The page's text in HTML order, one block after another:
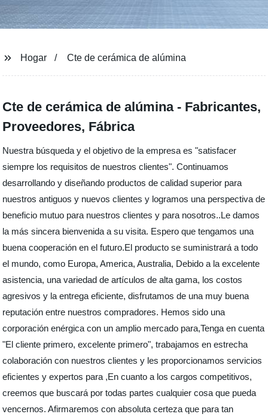
Hogar Cte de cerámica de alúmina
Cte de cerámica de alúmina - Fabricantes,
Proveedores, Fábrica
Nuestra búsqueda y el objetivo de la empresa es "satisfacer
siempre los requisitos de nuestros clientes". Continuamos
desarrollando y diseñando productos de calidad superior para
nuestros antiguos y nuevos clientes y logramos una perspectiva de
beneficio mutuo para nuestros clientes y para nosotros..Le damos
la más sincera bienvenida a su visita. Espero que tengamos una
buena cooperación en el futuro.El producto se suministrará a todo
el mundo, como Europa, America, Australia, Debido a la excelente
asistencia, una variedad de artículos de alta gama, los costos
agresivos y la entrega eficiente, disfrutamos de una muy buena
reputación entre nuestros compradores. Hemos sido una
corporación enérgica con un amplio mercado para,Tenga en cuenta
"El cliente primero, excelente primero", trabajamos en estrecha
colaboración con nuestros clientes y les proporcionamos servicios
eficientes y expertos para ,En cuanto a los cargos competitivos,
creemos que buscará por todas partes cualquier cosa que pueda
vencernos. Afirmaremos con absoluta certeza que para tan